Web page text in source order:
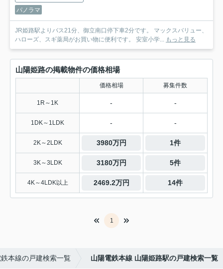
パノラマ
JR姫路駅よりバス21分、御立南口停下車2分です。 マックスバリュー、
ハローズ、スギ薬局がお買い物に便利です。 安室小学...
もっと見る
山陽姫路の掲載物件の価格相場
価格相場 募集件数
1R～1K - -
1DK～1LDK - -
2K～2LDK 3980万円 1件
3K～3LDK 3180万円 5件
4K～4LDK以上 2469.2万円 14件
1
本線の戸建検索一覧 山陽電鉄本線 山陽姫路駅の戸建検索一覧